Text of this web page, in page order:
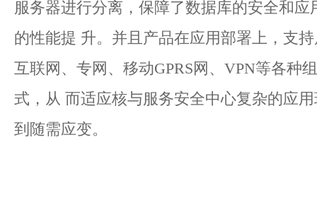
服务器进行分离，保障了数据库的安全和应
的性能提 升。并且产品在应用部署上，支
互联网、专网、移动GPRS网、VPN等各种
式，从 而适应核与服务安全中心复杂的应
到随需应变。